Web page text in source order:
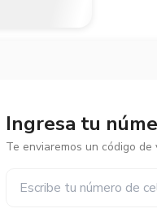
Ingresa tu
Te enviaremos un código de